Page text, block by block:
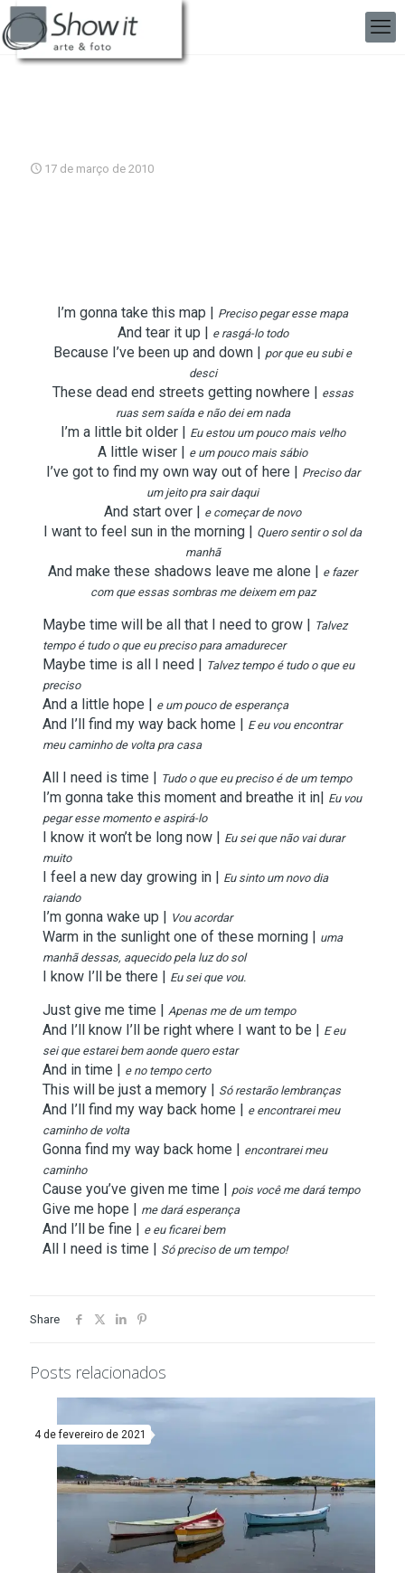
17 de março de 2010
I’m gonna take this map | Preciso pegar esse mapa
And tear it up | e rasgá-lo todo
Because I’ve been up and down | por que eu subi e
desci
These dead end streets getting nowhere | essas
ruas sem saída e não dei em nada
I’m a little bit older | Eu estou um pouco mais velho
A little wiser | e um pouco mais sábio
I’ve got to find my own way out of here | Preciso dar
um jeito pra sair daqui
And start over | e começar de novo
I want to feel sun in the morning | Quero sentir o sol da
manhã
And make these shadows leave me alone | e fazer
com que essas sombras me deixem em paz
Maybe time will be all that I need to grow | Talvez
tempo é tudo o que eu preciso para amadurecer
Maybe time is all I need | Talvez tempo é tudo o que eu
preciso
And a little hope | e um pouco de esperança
And I’ll find my way back home | E eu vou encontrar
meu caminho de volta pra casa
All I need is time | Tudo o que eu preciso é de um tempo
I’m gonna take this moment and breathe it in| Eu vou
pegar esse momento e aspirá-lo
I know it won’t be long now | Eu sei que não vai durar
muito
I feel a new day growing in | Eu sinto um novo dia
raiando
I’m gonna wake up | Vou acordar
Warm in the sunlight one of these morning | uma
manhã dessas, aquecido pela luz do sol
I know I’ll be there | Eu sei que vou.
Just give me time | Apenas me de um tempo
And I’ll know I’ll be right where I want to be | E eu
sei que estarei bem aonde quero estar
And in time | e no tempo certo
This will be just a memory | Só restarão lembranças
And I’ll find my way back home | e encontrarei meu
caminho de volta
Gonna find my way back home | encontrarei meu
caminho
Cause you’ve given me time | pois você me dará tempo
Give me hope | me dará esperança
And I’ll be fine | e eu ficarei bem
All I need is time | Só preciso de um tempo!
Share
Posts relacionados
4 de fevereiro de 2021